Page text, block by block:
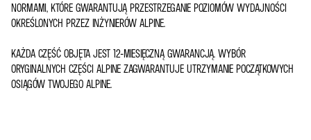
NORMAMI, KTÓRE GWARANTUJĄ PRZESTRZEGANIE POZIOMÓW WYDAJNOŚCI
OKREŚLONYCH PRZEZ INŻYNIERÓW ALPINE.
KAŻDA CZĘŚĆ OBJĘTA JEST 12-MIESIĘCZNĄ GWARANCJĄ. WYBÓR
ORYGINALNYCH CZĘŚCI ALPINE ZAGWARANTUJE UTRZYMANIE POCZĄTKOWYCH
OSIĄGÓW TWOJEGO ALPINE.